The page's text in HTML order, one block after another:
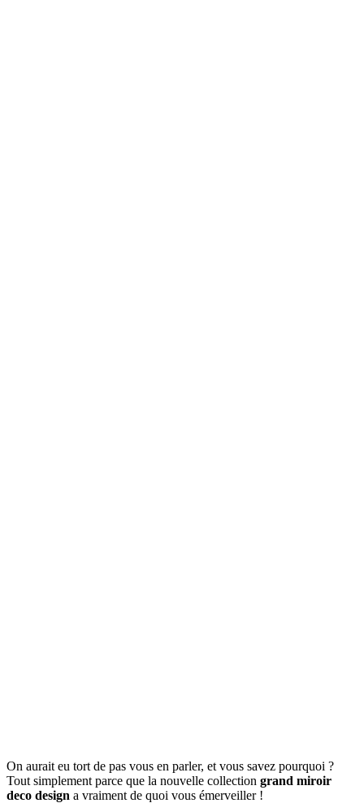
On aurait eu tort de pas vous en parler, et vous savez pourquoi ?
Tout simplement parce que la nouvelle collection grand miroir
deco design a vraiment de quoi vous émerveiller !